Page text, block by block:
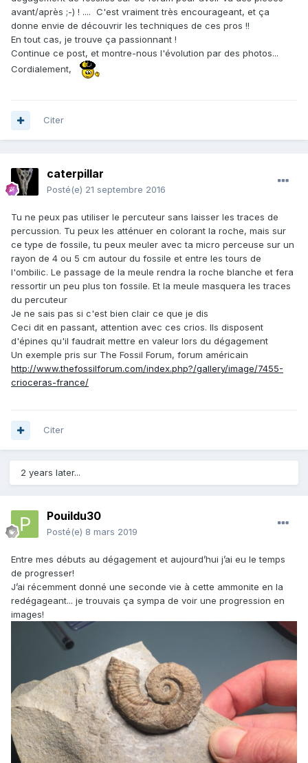
avant/après ;-) ! .... C'est vraiment très encourageant, et ça
donne envie de découvrir les techniques de ces pros !!
En tout cas, je trouve ça passionnant !
Continue ce post, et montre-nous l'évolution par des photos...
Cordialement,
Citer
caterpillar
Posté(e) 21 septembre 2016
Tu ne peux pas utiliser le percuteur sans laisser les traces de
percussion. Tu peux les atténuer en colorant la roche, mais sur
ce type de fossile, tu peux meuler avec ta micro perceuse sur un
rayon de 4 ou 5 cm autour du fossile et entre les tours de
l'ombilic. Le passage de la meule rendra la roche blanche et fera
ressortir un peu plus ton fossile. Et la meule masquera les traces
du percuteur
Je ne sais pas si c'est bien clair ce que je dis
Ceci dit en passant, attention avec ces crios. Ils disposent
d'épines qu'il faudrait mettre en valeur lors du dégagement
Un exemple pris sur The Fossil Forum, forum américain
http://www.thefossilforum.com/index.php?/gallery/image/7455-
crioceras-france/
Citer
2 years later...
Pouildu30
Posté(e) 8 mars 2019
Entre mes débuts au dégagement et aujourd’hui j’ai eu le temps
de progresser!
J’ai récemment donné une seconde vie à cette ammonite en la
redégageant... je trouvais ça sympa de voir une progression en
images!